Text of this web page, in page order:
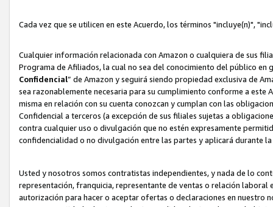
Cada vez que se utilicen en este Acuerdo, los términos "incluye(n)",
Cualquier información relacionada con Amazon o cualquiera de sus
Programa de Afiliados, la cual no sea del conocimiento del público
Confidencial” de Amazon y seguirá siendo propiedad exclusiva de
sea razonablemente necesaria para su cumplimiento conforme a
misma en relación con su cuenta conozcan y cumplan con las
Confidencial a terceros (a excepción de sus filiales sujetas a
contra cualquier uso o divulgación que no estén expresamente
confidencialidad o no divulgación entre las partes y aplicará durante
Usted y nosotros somos contratistas independientes, y nada de lo
representación, franquicia, representante de ventas o relación
autorización para hacer o aceptar ofertas o declaraciones en nuestro